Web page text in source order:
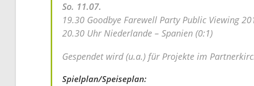
So. 11.07.
19.30 Goodbye Farewell Party Public Viewing
20.30 Uhr Niederlande – Spanien (0:1)
Gespendet wird (u.a.) für Projekte im
Spielplan/Speiseplan: